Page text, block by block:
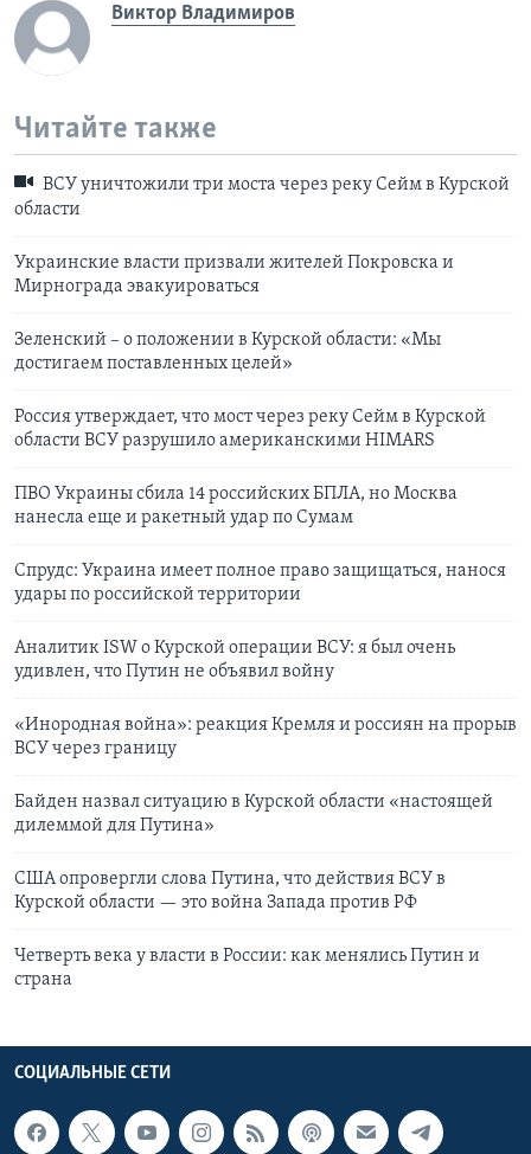
Виктор Владимиров
Читайте также
ВСУ уничтожили три моста через реку Сейм в Курской
области
Украинские власти призвали жителей Покровска и
Мирнограда эвакуироваться
Зеленский – о положении в Курской области: «Мы
достигаем поставленных целей»
Россия утверждает, что мост через реку Сейм в Курской
области ВСУ разрушило американскими HIMARS
ПВО Украины сбила 14 российских БПЛА, но Москва
нанесла еще и ракетный удар по Сумам
Спрудс: Украина имеет полное право защищаться, нанося
удары по российской территории
Аналитик ISW о Курской операции ВСУ: я был очень
удивлен, что Путин не объявил войну
«Инородная война»: реакция Кремля и россиян на прорыв
ВСУ через границу
Байден назвал ситуацию в Курской области «настоящей
дилеммой для Путина»
США опровергли слова Путина, что действия ВСУ в
Курской области — это война Запада против РФ
Четверть века у власти в России: как менялись Путин и
страна
СОЦИАЛЬНЫЕ СЕТИ